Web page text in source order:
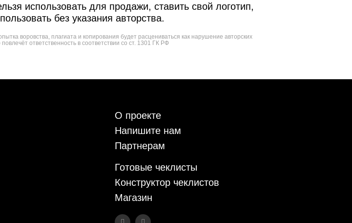
использовать для продажи, ставить свой логотип,
без указания авторства.
воровства, плагиата и копирования будет расцениваться как нарушение авторских
повлечёт ответственность в соответствии со ст. 1301 ГК РФ
О проекте
Напишите нам
Партнерам
Готовые чеклисты
Конструктор чеклистов
Магазин